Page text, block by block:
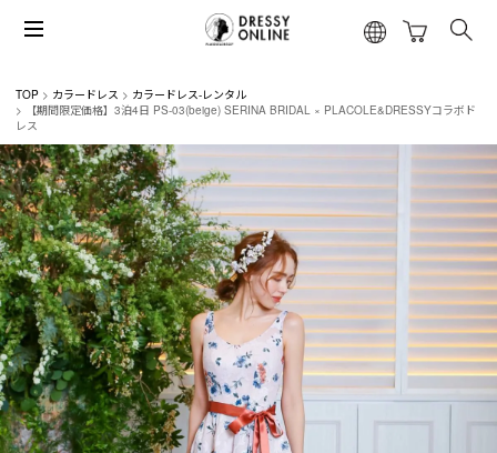
TOP カラードレス
カラードレス-レンタル
【期間限定価格】3泊4日 PS-03(beige) SERINA BRIDAL × PLACOLE&DRESSYコラボド
レス